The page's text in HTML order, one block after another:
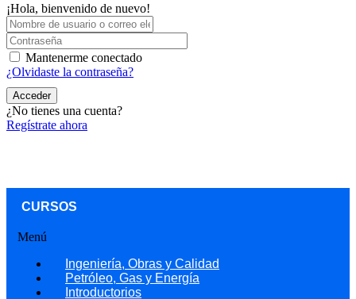
¡Hola, bienvenido de nuevo!
Mantenerme conectado
¿Olvidaste la contraseña?
Acceder
¿No tienes una cuenta?
Regístrate ahora
CURSOS
Menú
Ingeniería, Obras y Calidad
Petróleo, Gas y Energía
Introductorios